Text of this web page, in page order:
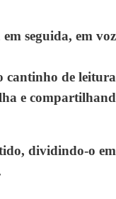
seguida, em
de
e
dividindo-o